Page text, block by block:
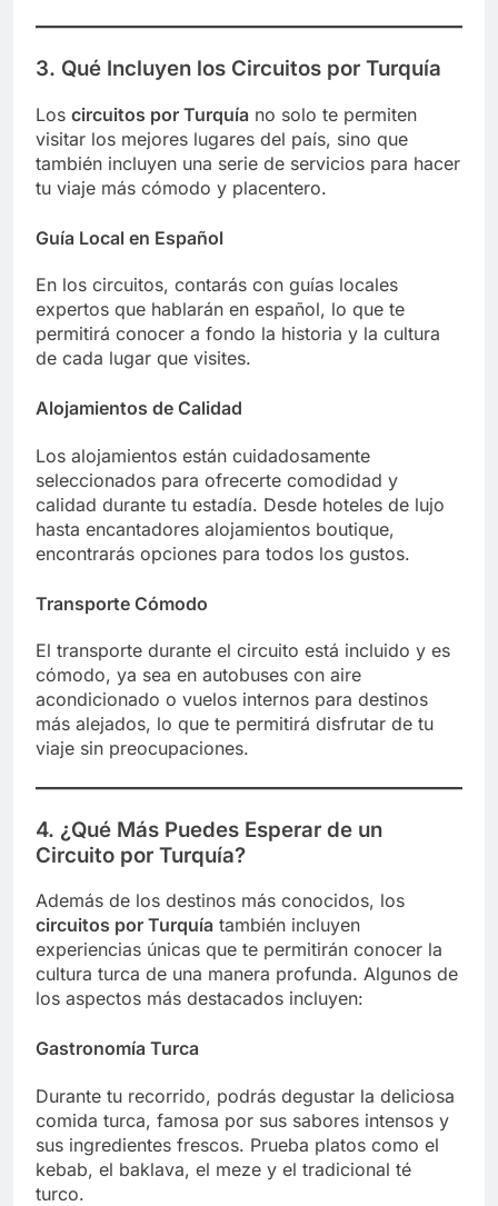
3. Qué Incluyen los Circuitos por Turquía
Los circuitos por Turquía no solo te permiten
visitar los mejores lugares del país, sino que
también incluyen una serie de servicios para hacer
tu viaje más cómodo y placentero.
Guía Local en Español
En los circuitos, contarás con guías locales
expertos que hablarán en español, lo que te
permitirá conocer a fondo la historia y la cultura
de cada lugar que visites.
Alojamientos de Calidad
Los alojamientos están cuidadosamente
seleccionados para ofrecerte comodidad y
calidad durante tu estadía. Desde hoteles de lujo
hasta encantadores alojamientos boutique,
encontrarás opciones para todos los gustos.
Transporte Cómodo
El transporte durante el circuito está incluido y es
cómodo, ya sea en autobuses con aire
acondicionado o vuelos internos para destinos
más alejados, lo que te permitirá disfrutar de tu
viaje sin preocupaciones.
4. ¿Qué Más Puedes Esperar de un
Circuito por Turquía?
Además de los destinos más conocidos, los
circuitos por Turquía también incluyen
experiencias únicas que te permitirán conocer la
cultura turca de una manera profunda. Algunos de
los aspectos más destacados incluyen:
Gastronomía Turca
Durante tu recorrido, podrás degustar la deliciosa
comida turca, famosa por sus sabores intensos y
sus ingredientes frescos. Prueba platos como el
kebab, el baklava, el meze y el tradicional té
turco.